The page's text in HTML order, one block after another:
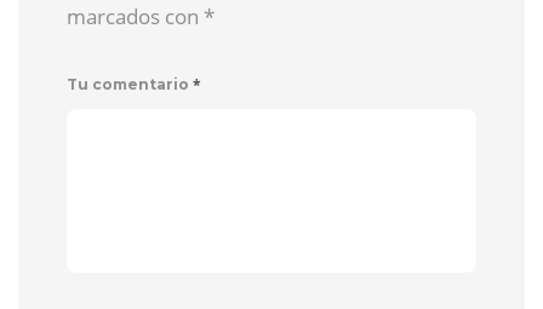
marcados con *
Tu comentario *